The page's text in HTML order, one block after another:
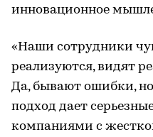
инновационное
«Наши сотрудники
реализуются, видят
Да, бывают ошибки,
подход дает
компаниями с